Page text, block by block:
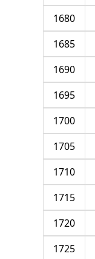
1680
1685
1690
1695
1700
1705
1710
1715
1720
1725